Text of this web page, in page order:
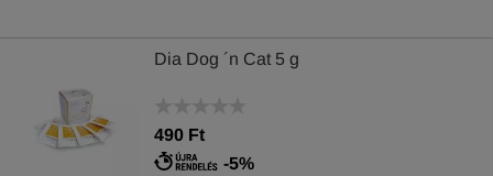
Dia Dog ´n Cat 5 g
490 Ft
-5%